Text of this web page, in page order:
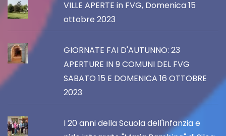
VILLE APERTE in FVG, Domenica 15
ottobre 2023
GIORNATE FAI D'AUTUNNO: 23
APERTURE IN 9 COMUNI DEL FVG
SABATO 15 E DOMENICA 16 OTTOBRE
2023
I 20 anni della Scuola dell'infanzia e